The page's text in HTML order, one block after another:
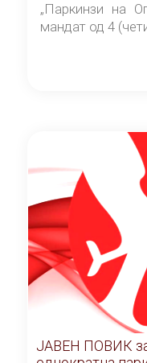
„Паркинзи на
мандат од 4
ЈАВЕН ПОВИК за доделување на